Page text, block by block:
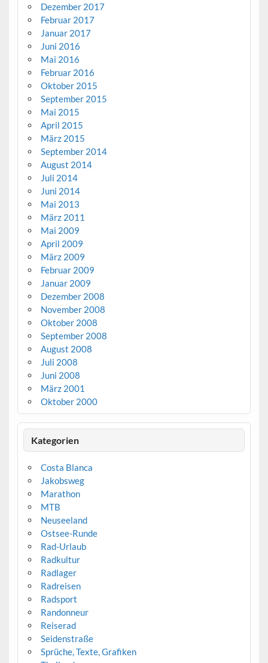
Dezember 2017
Februar 2017
Januar 2017
Juni 2016
Mai 2016
Februar 2016
Oktober 2015
September 2015
Mai 2015
April 2015
März 2015
September 2014
August 2014
Juli 2014
Juni 2014
Mai 2013
März 2011
Mai 2009
April 2009
März 2009
Februar 2009
Januar 2009
Dezember 2008
November 2008
Oktober 2008
September 2008
August 2008
Juli 2008
Juni 2008
März 2001
Oktober 2000
Kategorien
Costa Blanca
Jakobsweg
Marathon
MTB
Neuseeland
Ostsee-Runde
Rad-Urlaub
Radkultur
Radlager
Radreisen
Radsport
Randonneur
Reiserad
Seidenstraße
Sprüche, Texte, Grafiken